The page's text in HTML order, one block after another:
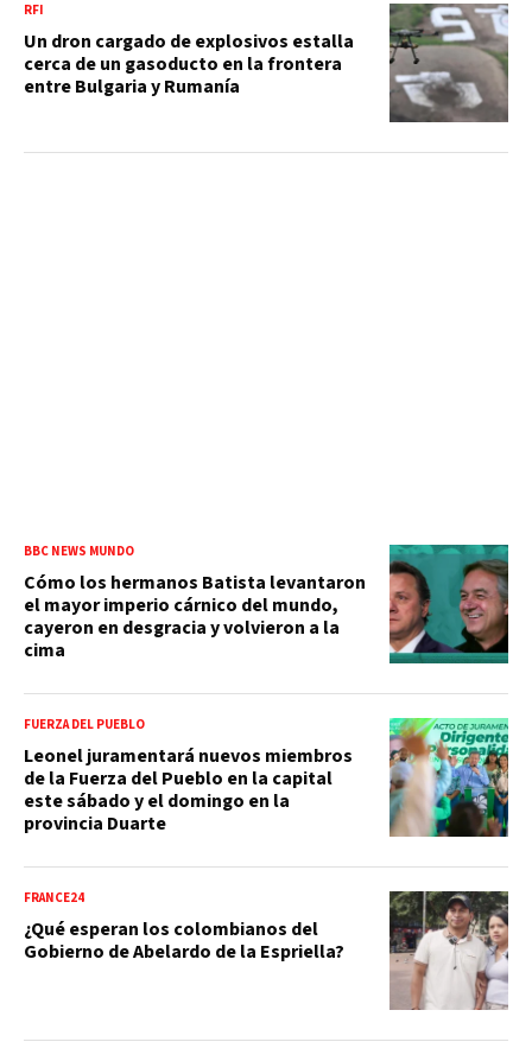
RFI
Un dron cargado de explosivos estalla
cerca de un gasoducto en la frontera
entre Bulgaria y Rumanía
BBC NEWS MUNDO
Cómo los hermanos Batista levantaron
el mayor imperio cárnico del mundo,
cayeron en desgracia y volvieron a la
cima
FUERZA DEL PUEBLO
Leonel juramentará nuevos miembros
de la Fuerza del Pueblo en la capital
este sábado y el domingo en la
provincia Duarte
FRANCE24
¿Qué esperan los colombianos del
Gobierno de Abelardo de la Espriella?